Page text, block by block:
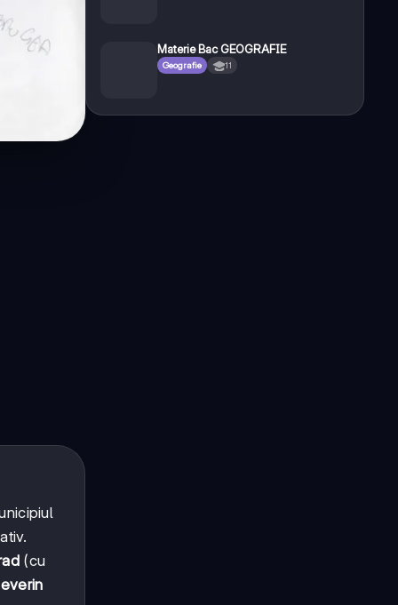
(cu
Materie Bac GEOGRAFIE
Geografie 11